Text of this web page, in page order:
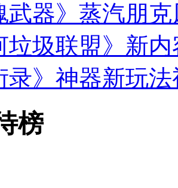
武器》蒸汽朋
垃圾联盟》新
录》神器新玩
榜